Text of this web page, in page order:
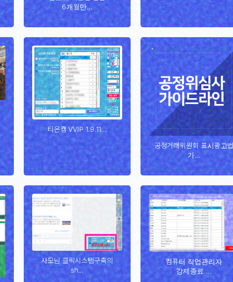
6개월만...
티온캡 VVIP 1.9.11...
공정거래위원회 표시광고법
가...
사모님 클릭시스템구축의
sh...
컴퓨터 작업관리자
강제종료 ...